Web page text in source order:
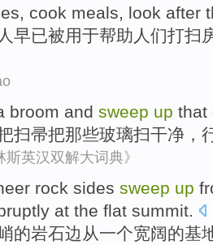
, cook meals, look after
早已被用于帮助 人们打扫
broom and sweep up that
扫帚把那些玻璃扫干净，
斯英汉双解大词典》
rock sides sweep up
at the flat summit
的岩石边 从一个宽阔的基